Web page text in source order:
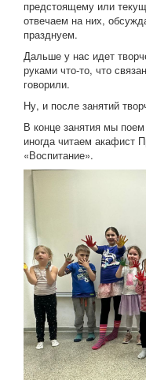
предстоящему или
отвечаем на них,
празднуем.
Дальше у нас идет
руками что-то, что
говорили.
Ну, и после занятий
В конце занятия мы
иногда читаем акафист
«Воспитание».